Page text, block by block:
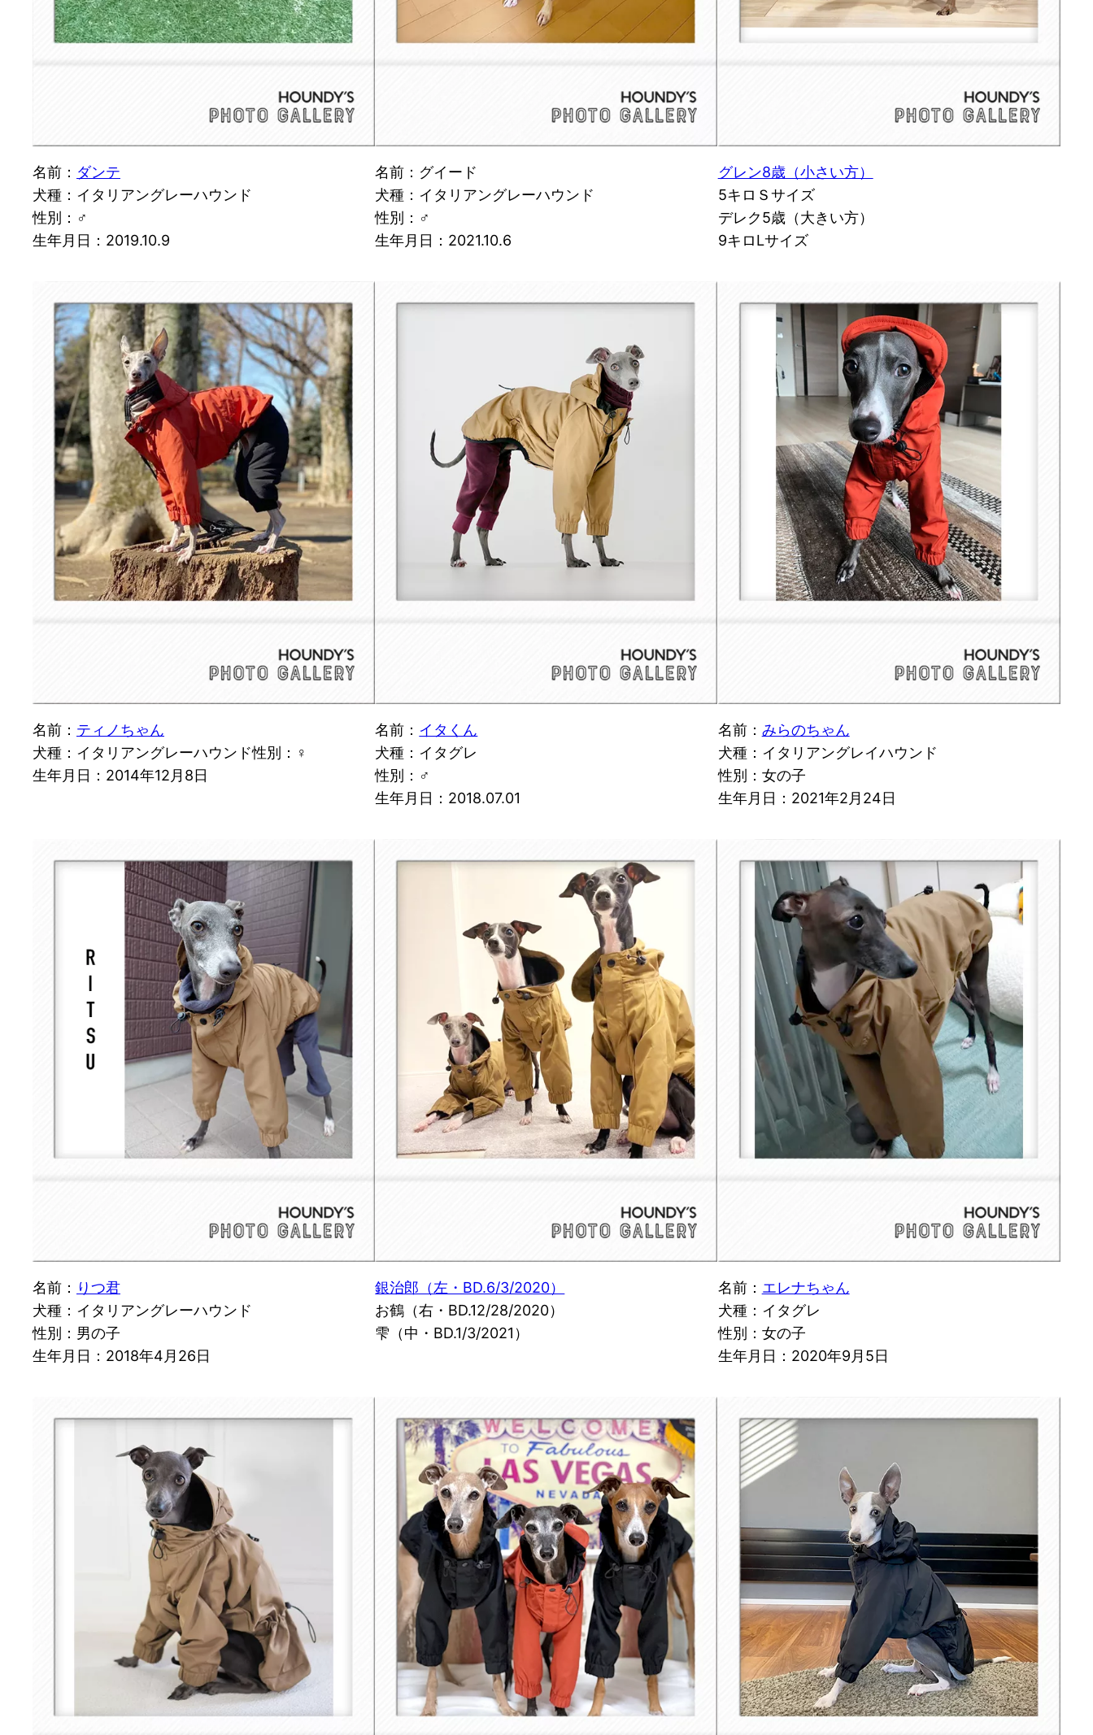
名前： ダンテ
犬種：イタリアングレーハウンド
性別：♂
生年月日：2019.10.9
名前：グイード
犬種：イタリアングレーハウンド
性別：♂
生年月日：2021.10.6
グレン8歳（小さい方）
5キロＳサイズ
デレク5歳（大きい方）
9キロLサイズ
名前： ティノちゃん
犬種：イタリアングレーハウンド性別：♀
生年月日：2014年12月8日
名前： イタくん
犬種：イタグレ
性別：♂
生年月日：2018.07.01
名前： みらのちゃん
犬種：イタリアングレイハウンド
性別：女の子
生年月日：2021年2月24日
名前： りつ君
犬種：イタリアングレーハウンド
性別：男の子
生年月日：2018年4月26日
銀治郎（左・BD.6/3/2020）
お鶴（右・BD.12/28/2020）
雫（中・BD.1/3/2021）
名前： エレナちゃん
犬種：イタグレ
性別：女の子
生年月日：2020年9月5日